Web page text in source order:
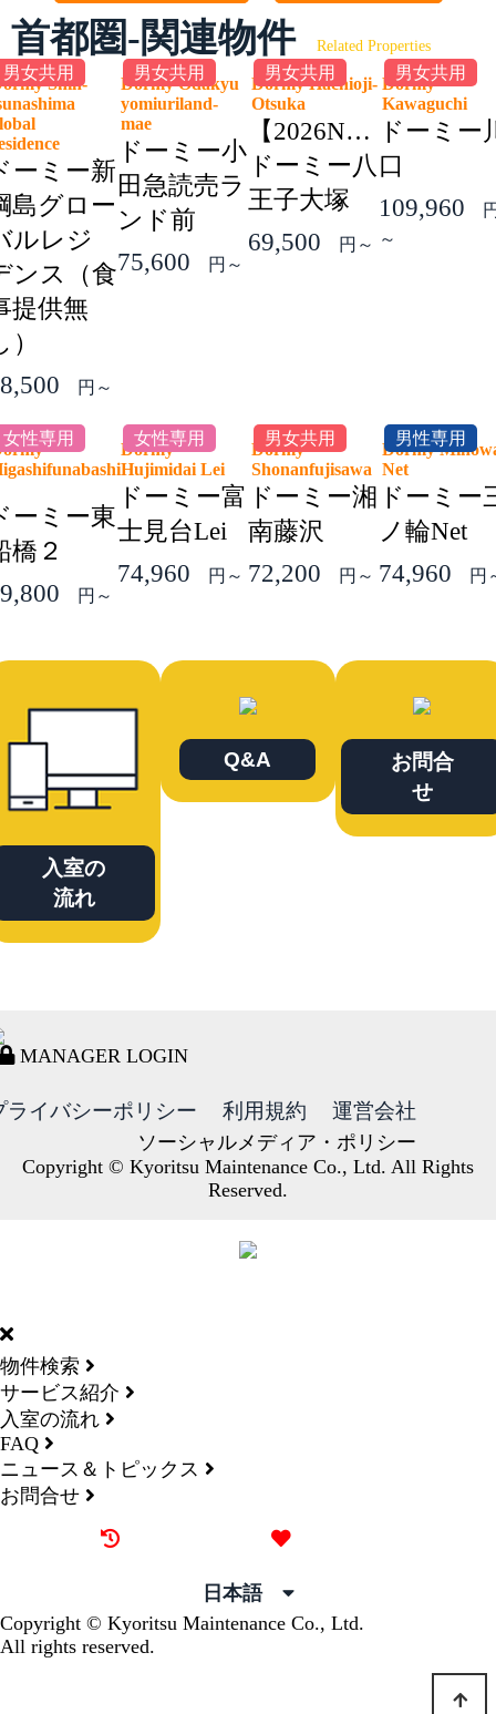
首都圏-関連物件 Related Properties
男女共用
Shin-
ーミー新
島グロー
ルレジ
ンス（食
提供無
）
円～
男女共用
Dormy Odakyu
yomiuriland-
mae
ドーミー小
田急読売ラ
ンド前
75,600
円～
男女共用
Dormy Hachioji-
Otsuka
【2026NEW】
ドーミー八
王子大塚
69,500
円～
男女共用
Dormy
Kawaguchi
ドーミー
口
109,960
～
女性専用
ーミー東
橋２
円～
女性専用
Dormy
Hujimidai Lei
ドーミー富
士見台Lei
74,960
円～
男女共用
Dormy
Shonanfujisawa
ドーミー湘
南藤沢
72,200
円～
男性専用
Dormy
Net
ドーミー
ノ輪Net
74,960
円
入室の
流れ
Q&A
お問合
せ
MANAGER LOGIN
ライバシーポリシー 利用規約 運営会社
ソーシャルメディア・ポリシー
Copyright © Kyoritsu Maintenance Co., Ltd. All Rights
Reserved.
物件検索
サービス紹介
入室の流れ
FAQ
ニュース＆トピックス
お問合せ
日本語
Copyright © Kyoritsu Maintenance Co., Ltd.
All rights reserved.